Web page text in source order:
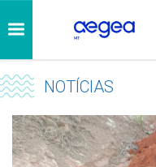
NOTÍCIAS